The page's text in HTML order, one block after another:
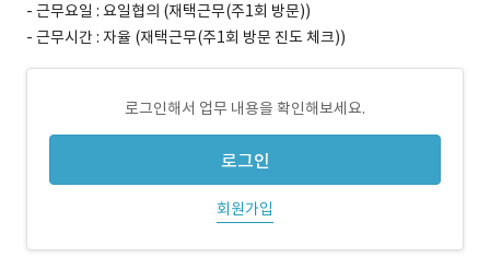
- 근무요일 : 요일협의 (재택근무(주1회 방문))
- 근무시간 : 자율 (재택근무(주1회 방문 진도 체크))
로그인해서 업무 내용을 확인해보세요.
로그인
회원가입